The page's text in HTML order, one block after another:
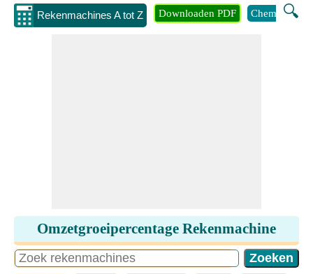
Rekenmachines A tot Z 🔍
Downloaden PDF Chemie
Omzetgroeipercentage Rekenmachine